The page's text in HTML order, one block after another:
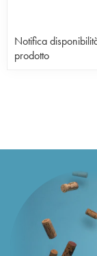
Notifica
prodotto